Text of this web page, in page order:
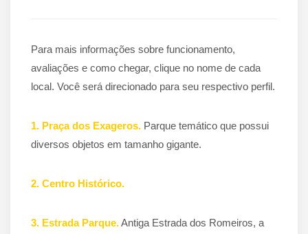
Para mais informações sobre funcionamento,
avaliações e como chegar, clique no nome de cada
local. Você será direcionado para seu respectivo perfil.
1. Praça dos Exageros. Parque temático que possui
diversos objetos em tamanho gigante.
2. Centro Histórico.
3. Estrada Parque.Antiga Estrada dos Romeiros, a